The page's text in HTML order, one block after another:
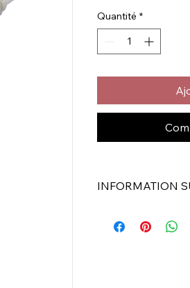
Quantité *
INFORMATION
Traitement de